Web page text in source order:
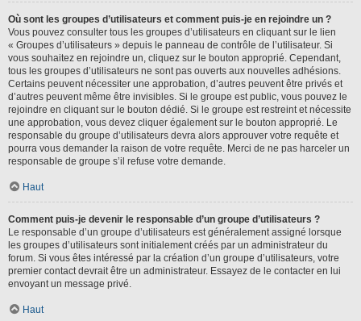
Où sont les groupes d’utilisateurs et comment puis-je en rejoindre un ?
Vous pouvez consulter tous les groupes d’utilisateurs en cliquant sur le lien
« Groupes d’utilisateurs » depuis le panneau de contrôle de l’utilisateur. Si
vous souhaitez en rejoindre un, cliquez sur le bouton approprié. Cependant,
tous les groupes d’utilisateurs ne sont pas ouverts aux nouvelles adhésions.
Certains peuvent nécessiter une approbation, d’autres peuvent être privés et
d’autres peuvent même être invisibles. Si le groupe est public, vous pouvez le
rejoindre en cliquant sur le bouton dédié. Si le groupe est restreint et nécessite
une approbation, vous devez cliquer également sur le bouton approprié. Le
responsable du groupe d’utilisateurs devra alors approuver votre requête et
pourra vous demander la raison de votre requête. Merci de ne pas harceler un
responsable de groupe s’il refuse votre demande.
Haut
Comment puis-je devenir le responsable d’un groupe d’utilisateurs ?
Le responsable d’un groupe d’utilisateurs est généralement assigné lorsque
les groupes d’utilisateurs sont initialement créés par un administrateur du
forum. Si vous êtes intéressé par la création d’un groupe d’utilisateurs, votre
premier contact devrait être un administrateur. Essayez de le contacter en lui
envoyant un message privé.
Haut